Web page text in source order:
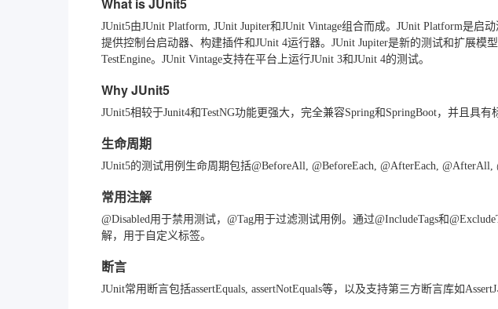
JUnit5由JUnit Platform, JUnit Jupiter和JUnit Vintage组合而成。JUnit Platform是启
提供控制台启动器、构建插件和JUnit 4运行器。JUnit Jupiter是新的测试和扩展模
TestEngine。JUnit Vintage支持在平台上运行JUnit 3和JUnit 4的测试。
Why JUnit5
JUnit5相较于Junit4和TestNG功能更强大，完全兼容Spring和SpringBoot，并且具有
生命周期
JUnit5的测试用例生命周期包括@BeforeAll, @BeforeEach, @AfterEach, @AfterAll,
常用注解
@Disabled用于禁用测试，@Tag用于过滤测试用例。通过@IncludeTags和
解，用于自定义标签。
断言
JUnit常用断言包括assertEquals, assertNotEquals等，以及支持第三方断言库如AssertJ